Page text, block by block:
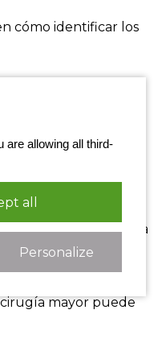
cómo identificar los
Personas con
a la
que podría indicar la
mayor puede
are allowing all third-
all
Personalize